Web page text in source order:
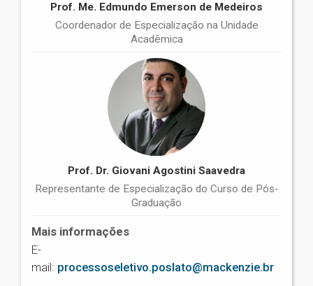
Prof. Me. Edmundo Emerson de Medeiros
Coordenador de Especialização na Unidade
Acadêmica
Prof. Dr. Giovani Agostini Saavedra
Representante de Especialização do Curso de Pós-
Graduação
Mais informações
E-
mail: processoseletivo.poslato@mackenzie.br